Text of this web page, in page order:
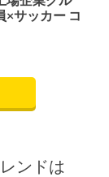
×サッカー コ
ンドは